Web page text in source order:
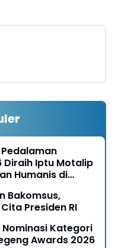
Diraih Iptu Motalip
Humanis di
Bakomsus,
Presiden RI
Kategori
Awards 2026